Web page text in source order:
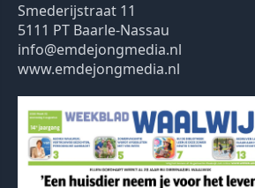
Smederijstraat 11
5111 PT Baarle-Nassau
info@emdejongmedia.nl
www.emdejongmedia.nl